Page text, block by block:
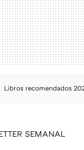
Libros recomendados
SEMANAL